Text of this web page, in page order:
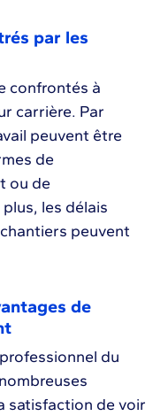
par les
confrontés à
carrière. Par
peuvent être
de
ou de
les délais
peuvent
de
du
satisfaction de voir